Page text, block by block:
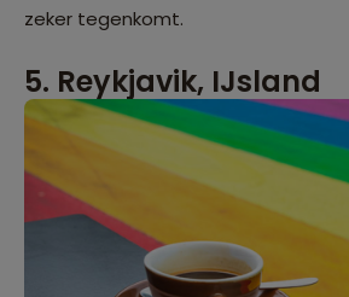
zeker tegenkomt.
5. Reykjavik, IJsland